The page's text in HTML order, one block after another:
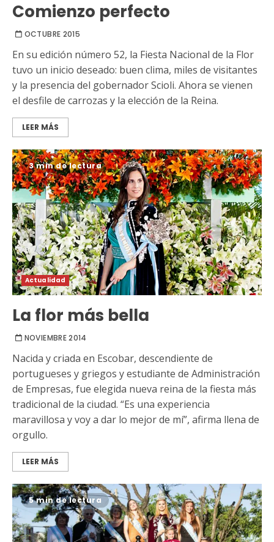
Comienzo perfecto
OCTUBRE 2015
En su edición número 52, la Fiesta Nacional de la Flor
tuvo un inicio deseado: buen clima, miles de visitantes
y la presencia del gobernador Scioli. Ahora se vienen
el desfile de carrozas y la elección de la Reina.
LEER MÁS
3 min de lectura
Actualidad
La flor más bella
NOVIEMBRE 2014
Nacida y criada en Escobar, descendiente de
portugueses y griegos y estudiante de Administración
de Empresas, fue elegida nueva reina de la fiesta más
tradicional de la ciudad. “Es una experiencia
maravillosa y voy a dar lo mejor de mí”, afirma llena de
orgullo.
LEER MÁS
5 min de lectura